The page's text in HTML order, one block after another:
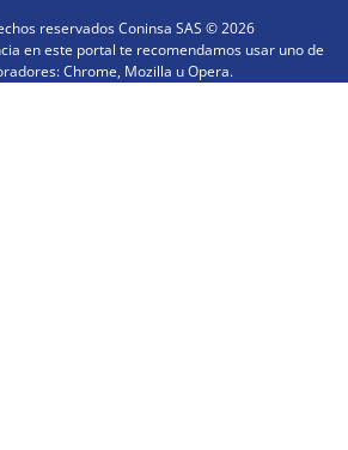
reservados Coninsa SAS ©2026
en este portal te recomendamos usar uno de
Chrome, Mozilla u Opera.